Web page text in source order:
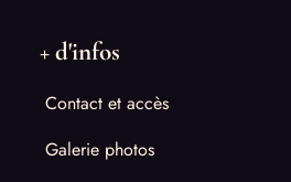
+ d'infos
Contact et accès
Galerie photos